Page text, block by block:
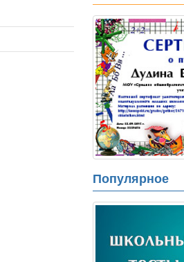
Популярное